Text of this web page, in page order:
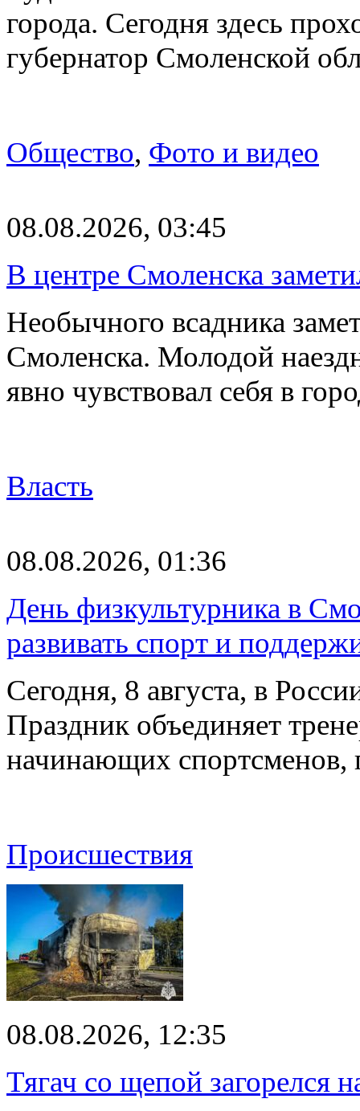
города. Сегодня здесь
губернатор Смоленской
Общество, Фото и видео
08.08.2026, 03:45
В центре Смоленска
Необычного всадника
Смоленска. Молодой
явно чувствовал себя в
Власть
08.08.2026, 01:36
День физкультурника в
развивать спорт и
Сегодня, 8 августа, в
Праздник объединяет
начинающих
Происшествия
08.08.2026, 12:35
Тягач со щепой загорелся